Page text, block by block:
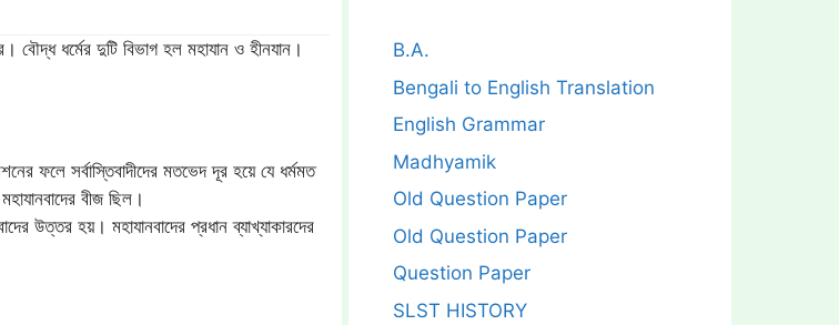
বৌদ্ধ ধর্মের দুটি বিভাগ হল মহাযান ও হীনযান।
ফলে সর্বাস্তিবাদীদের মতভেদ দূর হয়ে যে ধর্মমত
বীজ ছিল।
উত্তর হয়। মহাযানবাদের প্রধান ব্যাখ্যাকারদের
B.A.
Bengali to English Translation
English Grammar
Madhyamik
Old Question Paper
Old Question Paper
Question Paper
SLST HISTORY